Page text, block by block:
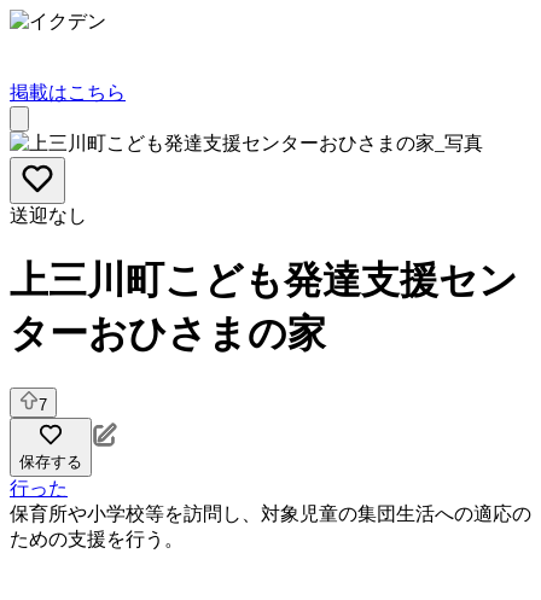
掲載はこちら
送迎なし
上三川町こども発達支援セン
ターおひさまの家
7
保存する
行った
保育所や小学校等を訪問し、対象児童の集団生活への適応の
ための支援を行う。